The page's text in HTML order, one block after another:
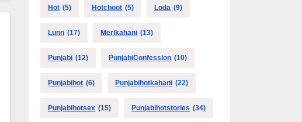
Hot (5) Hotchoot (5) Loda (9)
Lunn (17) Merikahani (13)
Punjabi (12) PunjabiConfession (10)
Punjabihot (6) Punjabihotkahani (22)
Punjabihotsex (15) Punjabihotstories (34)